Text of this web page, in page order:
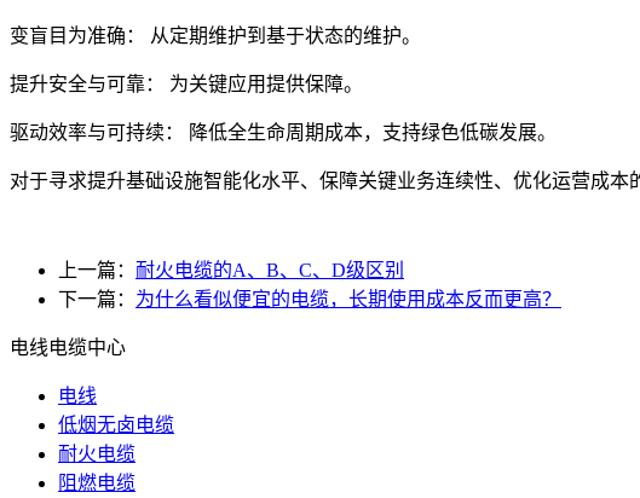
变盲目为准确： 从定期维护到基于状态的维护。
提升安全与可靠： 为关键应用提供保障。
驱动效率与可持续： 降低全生命周期成本，支持绿色低碳发展。
对于寻求提升基础设施智能化水平、保障关键业务连续性、优化运营成
上一篇： 耐火电缆的A、B、C、D级区别
下一篇： 为什么看似便宜的电缆，长期使用成本反而更高？
电线电缆中心
电线
低烟无卤电缆
耐火电缆
阻燃电缆